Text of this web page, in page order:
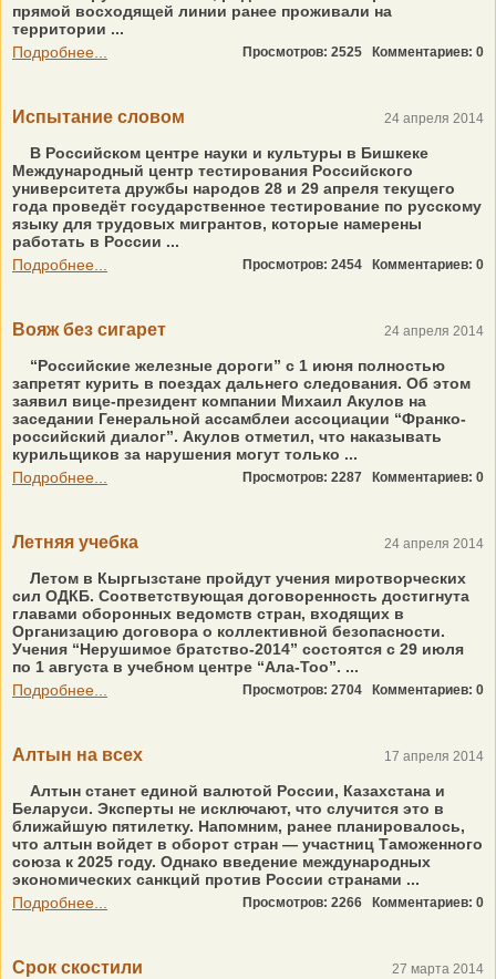
прямой восходящей линии ранее проживали на
территории ...
Подробнее...
Просмотров: 2525 Комментариев: 0
Испытание словом 24 апреля 2014
В Российском центре науки и культуры в Бишкеке
Международный центр тестирования Российского
университета дружбы народов 28 и 29 апреля текущего
года проведёт государственное тестирование по русскому
языку для трудовых мигрантов, которые намерены
работать в России ...
Подробнее...
Просмотров: 2454 Комментариев: 0
Вояж без сигарет 24 апреля 2014
“Российские железные дороги” c 1 июня полностью
запретят курить в поездах дальнего следования. Об этом
заявил вице-президент компании Михаил Акулов на
заседании Генеральной ассамблеи ассоциации “Франко-
российский диалог”. Акулов отметил, что наказывать
курильщиков за нарушения могут только ...
Подробнее...
Просмотров: 2287 Комментариев: 0
Летняя учебка 24 апреля 2014
Летом в Кыргызстане пройдут учения миротворческих
сил ОДКБ. Соответствующая договоренность достигнута
главами оборонных ведомств стран, входящих в
Организацию договора о коллективной безопасности.
Учения “Нерушимое братство-2014” состоятся с 29 июля
по 1 августа в учебном центре “Ала-Тоо”. ...
Подробнее...
Просмотров: 2704 Комментариев: 0
Алтын на всех 17 апреля 2014
Алтын станет единой валютой России, Казахстана и
Беларуси. Эксперты не исключают, что случится это в
ближайшую пятилетку. Напомним, ранее планировалось,
что алтын войдет в оборот стран — участниц Таможенного
cоюза к 2025 году. Однако введение международных
экономических санкций против России странами ...
Подробнее...
Просмотров: 2266 Комментариев: 0
Срок скостили 27 марта 2014